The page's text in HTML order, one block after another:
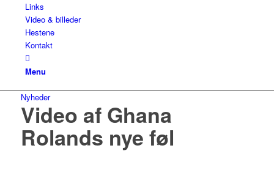
Links
Video & billeder
Hestene
Kontakt
Menu
Nyheder
Video af Ghana
Rolands nye føl